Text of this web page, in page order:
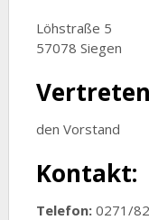
Löhstraße 5
57078 Siegen
den Vorstand
Kontakt:
Telefon:0271/